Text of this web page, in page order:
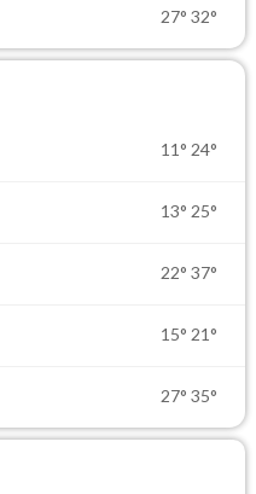
27° 32°
11° 24°
13° 25°
22° 37°
15° 21°
27° 35°